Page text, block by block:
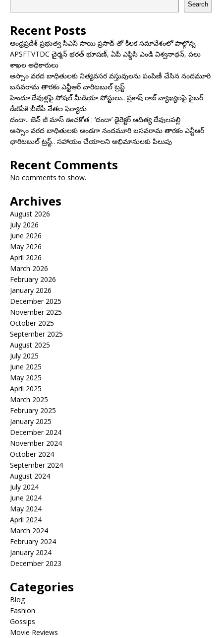
Search
Recent Posts
ఆంధ్రప్రదేశ్ ప్రభుత్వ సిఎస్ సాయి ప్రసాద్ తో కీలక సమావేశంలో పాల్గొన్న
APSFTVTDC చైర్మన్ భరత్ భూషణ్, ఏపీ ఎఫ్డిసి ఎండి విశ్వనాథన్, పలు
శాఖల అధికారులు
అస్సాం వరద బాధితులకు నిత్యవసర వస్తువులను పంపిణీ చేసిన నందమూరి
బసవరామ తారకం ఎన్టీఆర్ చారిటబుల్ ట్రస్ట్
హిందూ దేవుళ్లపై సోషల్ మీడియా పోస్టులు.. ప్రకాష్ రాజ్ వ్యాఖ్యలపై సైబర్
డీజీపీకి బీజేపీ నేతల ఫిర్యాదు
దందా.. జెన్ జీ మాస్ ఊచకోత : ‘దందా’ డైరెక్ట‌ర్ ఆదిత్య దేవులపల్లి
అస్సాం వరద బాధితులకు అండగా నందమూరి బసవరామ తారకం ఎన్టీఆర్
ఛారిటబుల్ ట్రస్ట్.. సహాయం చేయాలని అభిమానులకు పిలుపు
Recent Comments
No comments to show.
Archives
August 2026
July 2026
June 2026
May 2026
April 2026
March 2026
February 2026
January 2026
December 2025
November 2025
October 2025
September 2025
August 2025
July 2025
June 2025
May 2025
April 2025
March 2025
February 2025
January 2025
December 2024
November 2024
October 2024
September 2024
August 2024
July 2024
June 2024
May 2024
April 2024
March 2024
February 2024
January 2024
December 2023
Categories
Blog
Fashion
Gossips
Movie Reviews